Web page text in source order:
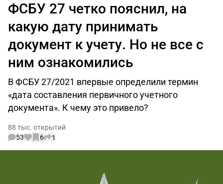
ФСБУ 27 четко пояснил, на
какую дату принимать
документ к учету. Но не все с
ним ознакомились
В ФСБУ 27/2021 впервые определили термин
«дата составления первичного учетного
документа». К чему это привело?
88 тыс. открытий
53
6 1